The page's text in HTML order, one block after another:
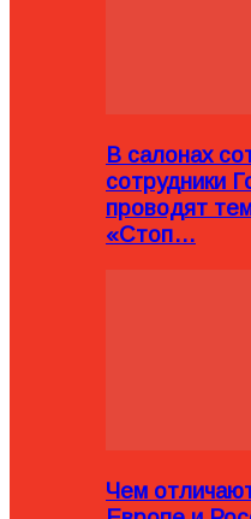
В салонах
сотрудники
проводят
«Стоп…
Чем